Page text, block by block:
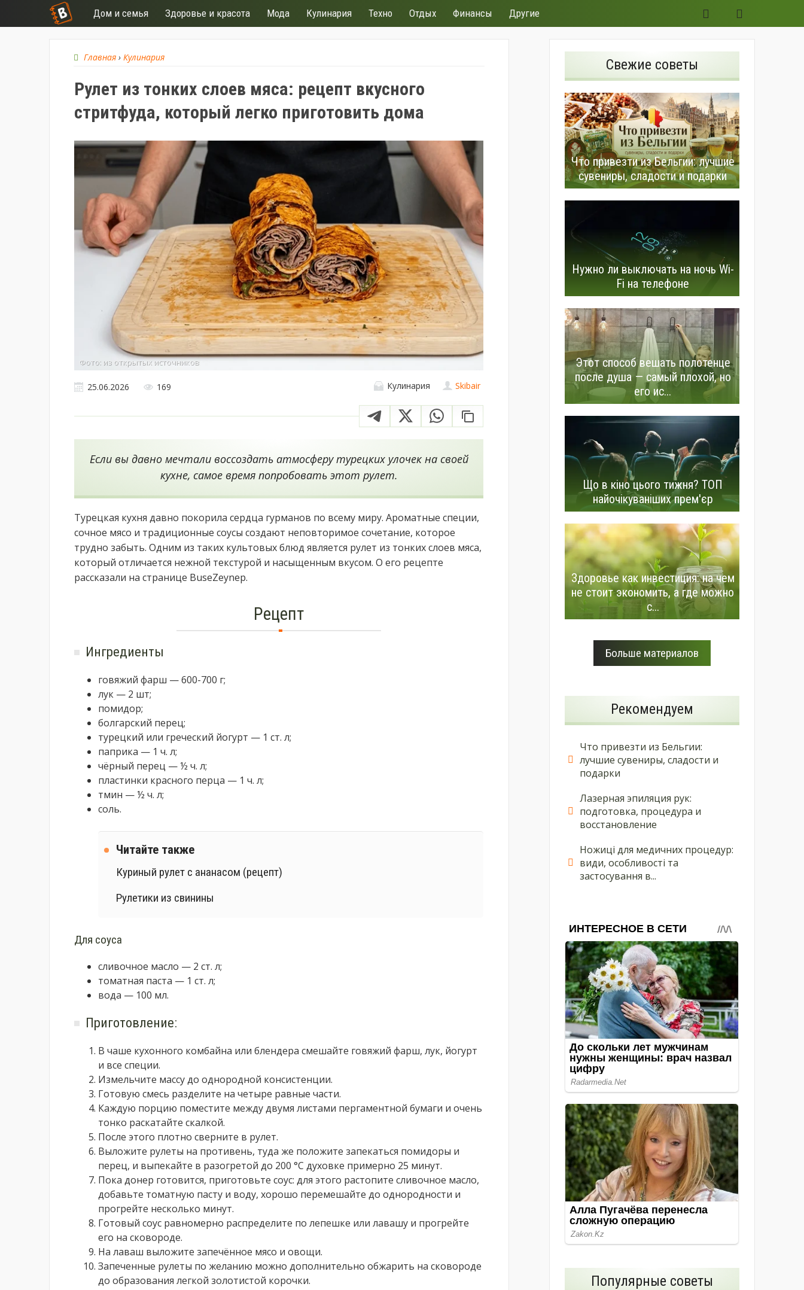
Дом и семья Здоровье и красота Мода Кулинария Техно Отдых Финансы Другие
Главная › Кулинария
Рулет из тонких слоев мяса: рецепт вкусного
стритфуда, который легко приготовить дома
Фото: из открытых источников
Skibair
Кулинария
25.06.2026 169
Если вы давно мечтали воссоздать атмосферу турецких улочек на своей
кухне, самое время попробовать этот рулет.
Турецкая кухня давно покорила сердца гурманов по всему миру. Ароматные специи,
сочное мясо и традиционные соусы создают неповторимое сочетание, которое
трудно забыть. Одним из таких культовых блюд является рулет из тонких слоев мяса,
который отличается нежной текстурой и насыщенным вкусом. О его рецепте
рассказали на странице BuseZeynep.
Рецепт
Ингредиенты
говяжий фарш — 600-700 г;
лук — 2 шт;
помидор;
болгарский перец;
турецкий или греческий йогурт — 1 ст. л;
паприка — 1 ч. л;
чёрный перец — ½ ч. л;
пластинки красного перца — 1 ч. л;
тмин — ½ ч. л;
соль.
Читайте также
Куриный рулет с ананасом (рецепт)
Рулетики из свинины
Для соуса
сливочное масло — 2 ст. л;
томатная паста — 1 ст. л;
вода — 100 мл.
Приготовление:
В чаше кухонного комбайна или блендера смешайте говяжий фарш, лук, йогурт
и все специи.
Измельчите массу до однородной консистенции.
Готовую смесь разделите на четыре равные части.
Каждую порцию поместите между двумя листами пергаментной бумаги и очень
тонко раскатайте скалкой.
После этого плотно сверните в рулет.
Выложите рулеты на противень, туда же положите запекаться помидоры и
перец, и выпекайте в разогретой до 200 °C духовке примерно 25 минут.
Пока донер готовится, приготовьте соус: для этого растопите сливочное масло,
добавьте томатную пасту и воду, хорошо перемешайте до однородности и
прогрейте несколько минут.
Готовый соус равномерно распределите по лепешке или лавашу и прогрейте
его на сковороде.
На лаваш выложите запечённое мясо и овощи.
Запеченные рулеты по желанию можно дополнительно обжарить на сковороде
до образования легкой золотистой корочки.
Свежие советы
Что привезти из Бельгии: лучшие
сувениры, сладости и подарки
Нужно ли выключать на ночь Wi-
Fi на телефоне
Этот способ вешать полотенце
после душа — самый плохой, но
его ис...
Що в кіно цього тижня? ТОП
найочікуваніших прем'єр
Здоровье как инвестиция: на чем
не стоит экономить, а где можно
с...
Больше материалов
Рекомендуем
Что привезти из Бельгии:
лучшие сувениры, сладости и
подарки
Лазерная эпиляция рук:
подготовка, процедура и
восстановление
Ножиці для медичних процедур:
види, особливості та
застосування в...
Популярные советы